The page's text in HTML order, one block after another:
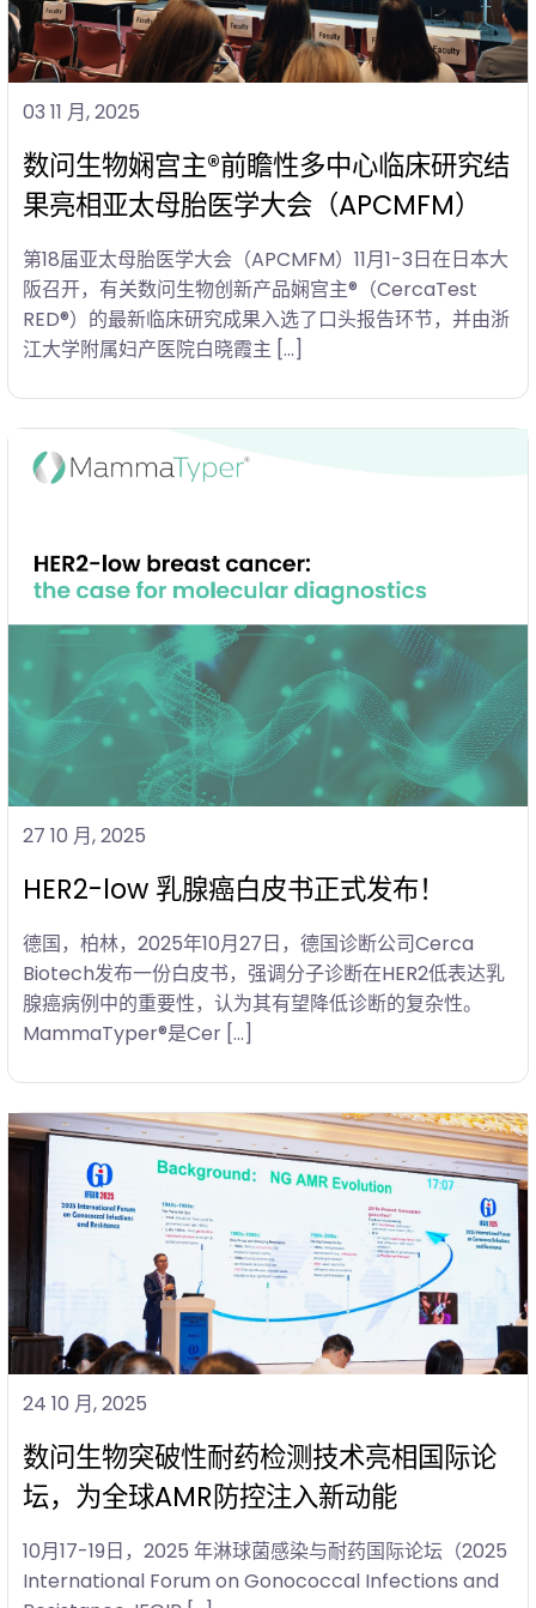
03 11 月, 2025
数问生物娴宫主®前瞻性多中心临床研究结
果亮相亚太母胎医学大会（APCMFM）
第18届亚太母胎医学大会（APCMFM）11月1-3日在日本大
阪召开，有关数问生物创新产品娴宫主®（CercaTest
RED®）的最新临床研究成果入选了口头报告环节，并由浙
江大学附属妇产医院白晓霞主 […]
27 10 月, 2025
HER2-low 乳腺癌白皮书正式发布！
德国，柏林，2025年10月27日，德国诊断公司Cerca
Biotech发布一份白皮书，强调分子诊断在HER2低表达乳
腺癌病例中的重要性，认为其有望降低诊断的复杂性。
MammaTyper®是Cer […]
24 10 月, 2025
数问生物突破性耐药检测技术亮相国际论
坛，为全球AMR防控注入新动能
10月17-19日，2025 年淋球菌感染与耐药国际论坛（2025
International Forum on Gonococcal Infections and